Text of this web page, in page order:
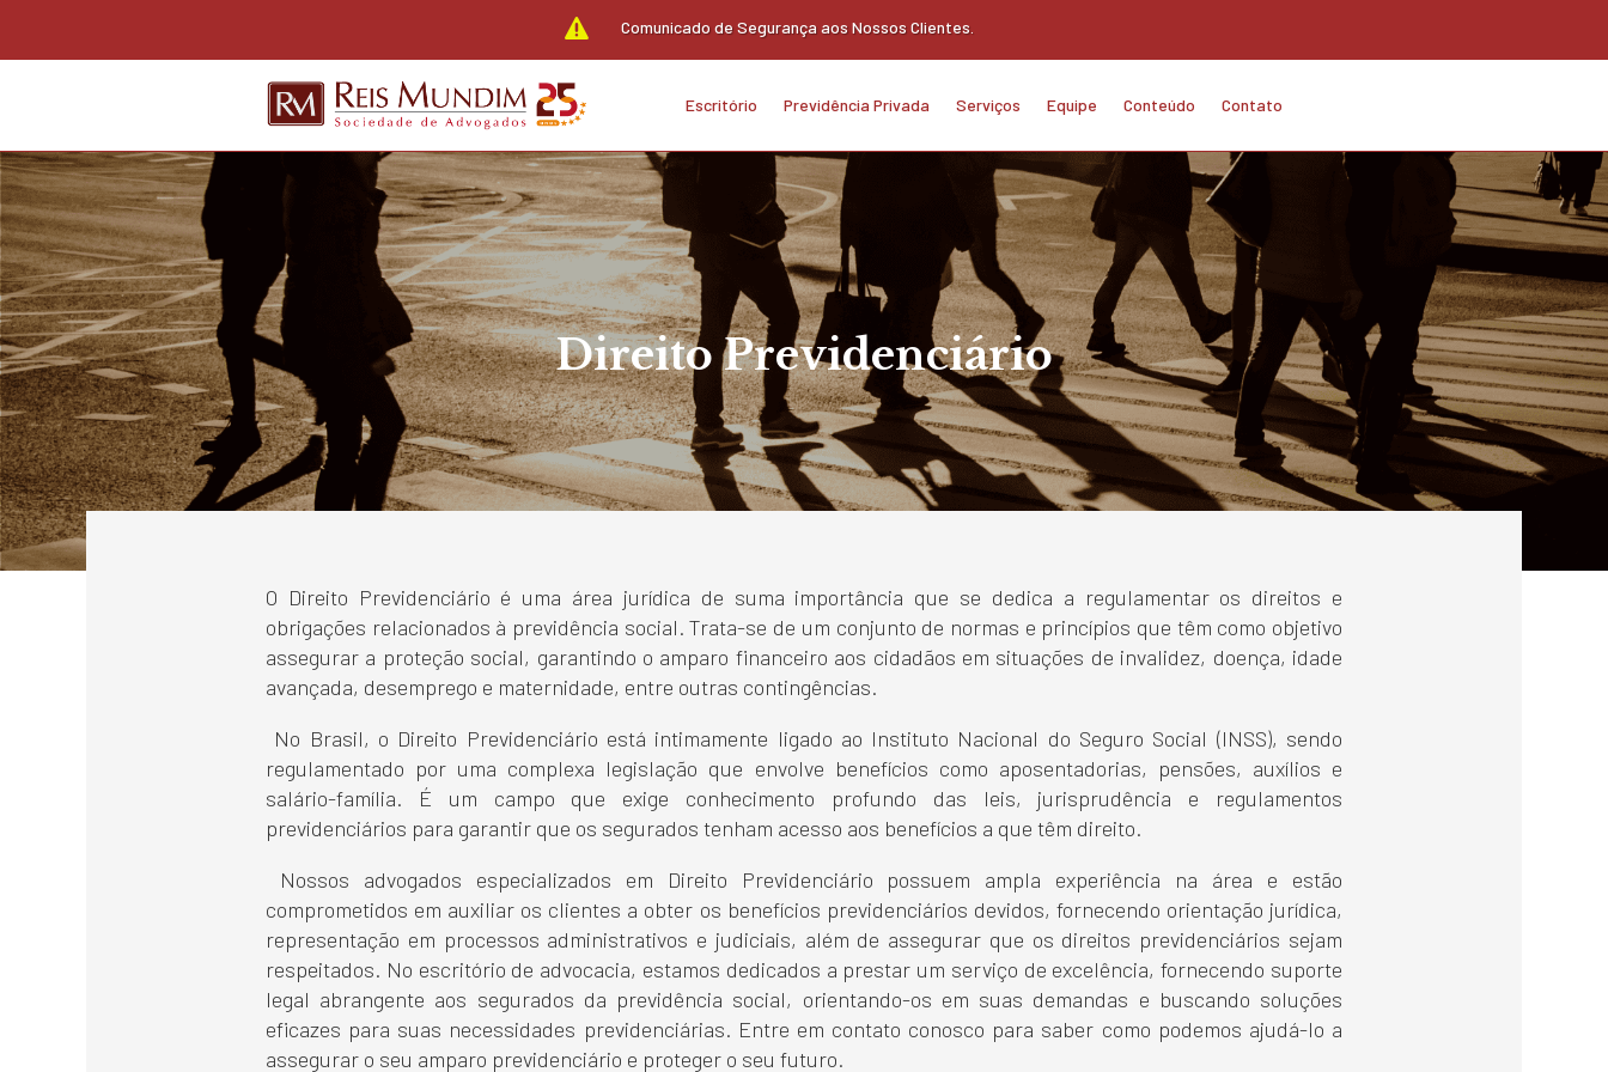
 Comunicado de Segurança aos Nossos Clientes.
Escritório Previdência Privada Serviços Equipe Conteúdo Contato
Direito Previdenciário
O Direito Previdenciário é uma área jurídica de suma importância que se dedica a regulamentar os direitos e
obrigações relacionados à previdência social. Trata-se de um conjunto de normas e princípios que têm como objetivo
assegurar a proteção social, garantindo o amparo financeiro aos cidadãos em situações de invalidez, doença, idade
avançada, desemprego e maternidade, entre outras contingências.
No Brasil, o Direito Previdenciário está intimamente ligado ao Instituto Nacional do Seguro Social (INSS), sendo
regulamentado por uma complexa legislação que envolve benefícios como aposentadorias, pensões, auxílios e
salário-família. É um campo que exige conhecimento profundo das leis, jurisprudência e regulamentos
previdenciários para garantir que os segurados tenham acesso aos benefícios a que têm direito.
Nossos advogados especializados em Direito Previdenciário possuem ampla experiência na área e estão
comprometidos em auxiliar os clientes a obter os benefícios previdenciários devidos, fornecendo orientação jurídica,
representação em processos administrativos e judiciais, além de assegurar que os direitos previdenciários sejam
respeitados. No escritório de advocacia, estamos dedicados a prestar um serviço de excelência, fornecendo suporte
legal abrangente aos segurados da previdência social, orientando-os em suas demandas e buscando soluções
eficazes para suas necessidades previdenciárias. Entre em contato conosco para saber como podemos ajudá-lo a
assegurar o seu amparo previdenciário e proteger o seu futuro.